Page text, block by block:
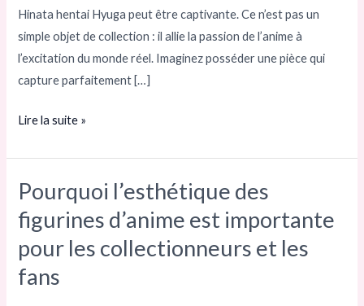
Hinata hentai Hyuga peut être captivante. Ce n’est pas un
simple objet de collection : il allie la passion de l’anime à
l’excitation du monde réel. Imaginez posséder une pièce qui
capture parfaitement […]
d’entrée
vers
les
fantasmes
d’Hinata
Lire la suite »
Pourquoi l’esthétique des
figurines d’anime est importante
pour les collectionneurs et les
fans
Pourquoi
l’esthétique
des
figurines
d’anime